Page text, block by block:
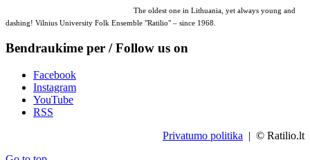
The oldest one in Lithuania, yet always young and
dashing! Vilnius University Folk Ensemble "Ratilio" – since 1968.
Bendraukime per / Follow us on
Facebook
Instagram
YouTube
RSS
Privatumo politika | © Ratilio.lt